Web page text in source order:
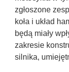
zgłoszone
koła i układ
będą miały
zakresie
silnika,